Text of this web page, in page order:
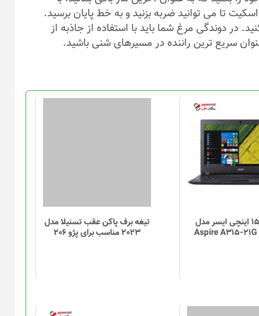
مسابقه اسکیت تا می توانید ضربه بزنید و به خط پایان برسید.
دوندگی مرغ شما باید با استفاده از جاذبه از
سریع ترین راننده در مسیرهای شنی باشید.
لپ تاپ 15 اینچی ایسر مدل
Aspire A315-
تیغه برف پاکن عقب تسنیلا مدل
2023 مناسب برای پژو 206